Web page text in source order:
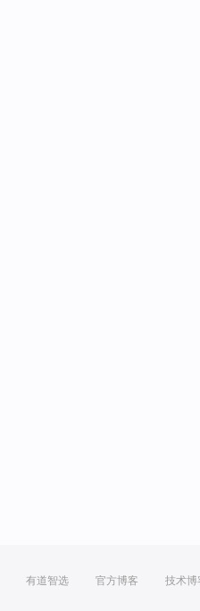
有道智选 官方博客 技术博